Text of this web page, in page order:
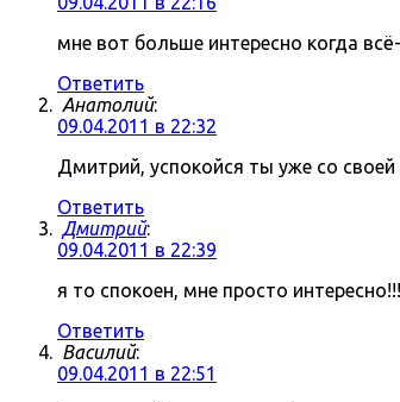
мне вот больше интересно когда
Ответить
Анатолий:
09.04.2011 в 22:32
Дмитрий, успокойся ты уже со
Ответить
Дмитрий:
09.04.2011 в 22:39
я то спокоен, мне просто интересно!!!
Ответить
Василий:
09.04.2011 в 22:51